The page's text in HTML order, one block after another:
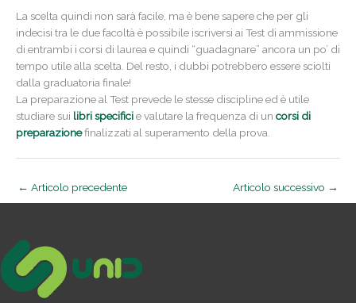
La scelta quindi non sarà facile, ma è bene sapere che per gli
indecisi tra le due facoltà è possibile iscriversi ai Test di ammissione
di entrambi i corsi di laurea e quindi “guadagnare” ancora un po’ di
tempo utile alla scelta. Del resto, i dubbi potrebbero essere sciolti
dalla graduatoria finale!
La preparazione al Test prevede le stesse discipline ed è utile
studiare sui libri specificie valutare la frequenza di un corsi di
preparazionefinalizzati al superamento della prova.
← Articolo precedente Articolo successivo →